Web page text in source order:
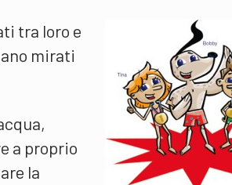
tra loro e
mirati
a proprio
la